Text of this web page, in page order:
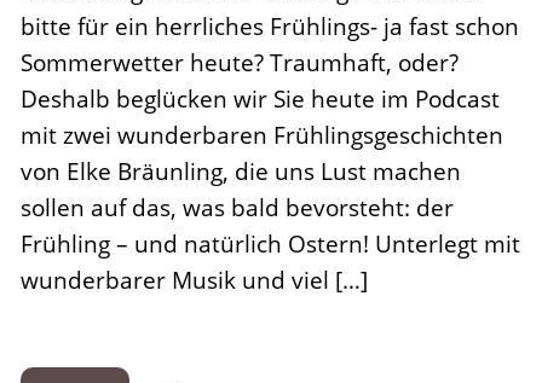
Kontakt
bitte für ein herrliches Frühlings- ja fast schon
Sommerwetter heute? Traumhaft, oder?
Deshalb beglücken wir Sie heute im Podcast
mit zwei wunderbaren Frühlingsgeschichten
von Elke Bräunling, die uns Lust machen
sollen auf das, was bald bevorsteht: der
Frühling – und natürlich Ostern! Unterlegt mit
wunderbarer Musik und viel […]